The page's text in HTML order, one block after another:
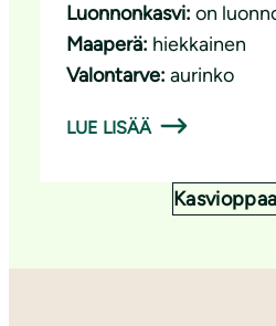
Luonnonkasvi: on
Maaperä: hiekkainen
Valontarve: aurinko
LUE LISÄÄ